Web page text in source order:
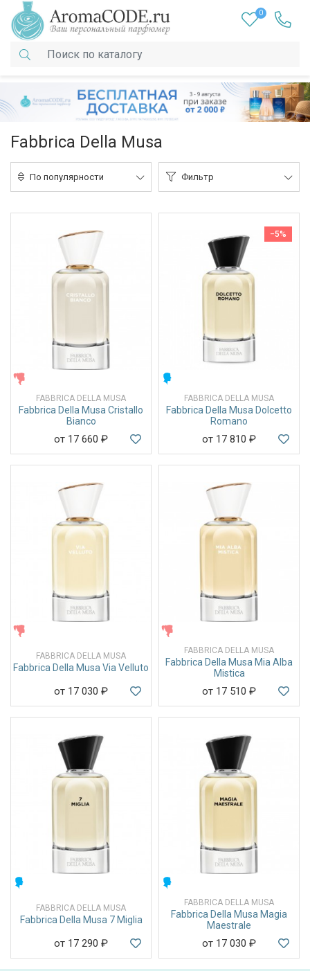
0
Fabbrica Della Musa
По популярности Фильтр
FABBRICA DELLA MUSA
Fabbrica Della Musa Cristallo
Bianco
от 17 660 ₽
−5%
FABBRICA DELLA MUSA
Fabbrica Della Musa Dolcetto
Romano
от 17 810 ₽
FABBRICA DELLA MUSA
Fabbrica Della Musa Via Velluto
от 17 030 ₽
FABBRICA DELLA MUSA
Fabbrica Della Musa Mia Alba
Mistica
от 17 510 ₽
FABBRICA DELLA MUSA
Fabbrica Della Musa 7 Miglia
от 17 290 ₽
FABBRICA DELLA MUSA
Fabbrica Della Musa Magia
Maestrale
от 17 030 ₽